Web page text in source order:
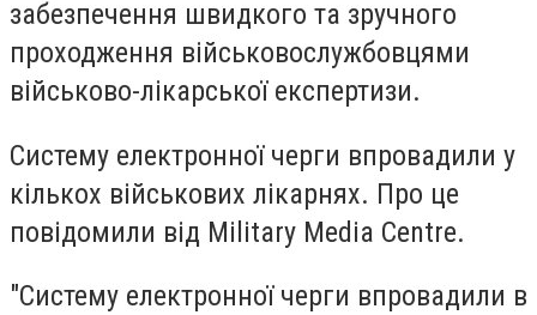
забезпечення швидкого та зручного
проходження військовослужбовцями
військово-лікарської експертизи.
Систему електронної черги впровадили у
кількох військових лікарнях. Про це
повідомили від Military Media Centre.
"Систему електронної черги впровадили в